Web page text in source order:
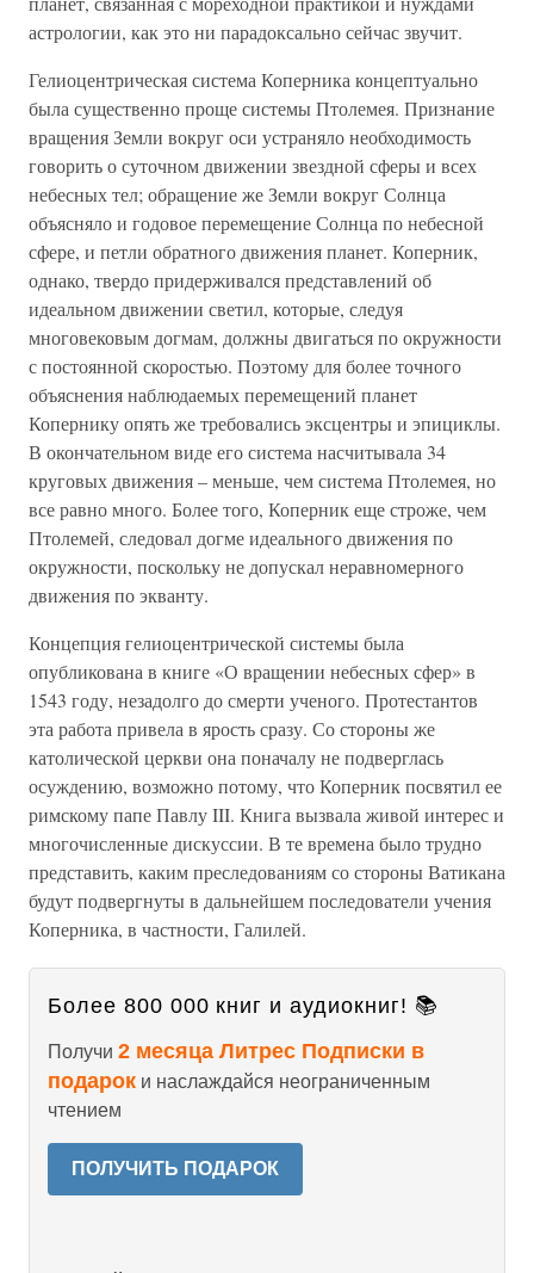
астрологии, как это ни парадоксально сейчас звучит.
Гелиоцентрическая система Коперника концептуально
была существенно проще системы Птолемея. Признание
вращения Земли вокруг оси устраняло необходимость
говорить о суточном движении звездной сферы и всех
небесных тел; обращение же Земли вокруг Солнца
объясняло и годовое перемещение Солнца по небесной
сфере, и петли обратного движения планет. Коперник,
однако, твердо придерживался представлений об
идеальном движении светил, которые, следуя
многовековым догмам, должны двигаться по окружности
с постоянной скоростью. Поэтому для более точного
объяснения наблюдаемых перемещений планет
Копернику опять же требовались эксцентры и эпициклы.
В окончательном виде его система насчитывала 34
круговых движения – меньше, чем система Птолемея, но
все равно много. Более того, Коперник еще строже, чем
Птолемей, следовал догме идеального движения по
окружности, поскольку не допускал неравномерного
движения по экванту.
Концепция гелиоцентрической системы была
опубликована в книге «О вращении небесных сфер» в
1543 году, незадолго до смерти ученого. Протестантов
эта работа привела в ярость сразу. Со стороны же
католической церкви она поначалу не подверглась
осуждению, возможно потому, что Коперник посвятил ее
римскому папе Павлу III. Книга вызвала живой интерес и
многочисленные дискуссии. В те времена было трудно
представить, каким преследованиям со стороны Ватикана
будут подвергнуты в дальнейшем последователи учения
Коперника, в частности, Галилей.
Более 800 000 книг и аудиокниг! 📚
Получи 2 месяца Литрес Подписки в
подарок и наслаждайся неограниченным
чтением
ПОЛУЧИТЬ ПОДАРОК